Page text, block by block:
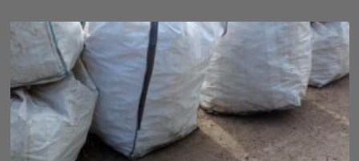
Donación
libros
al
Polo
Tecnológico